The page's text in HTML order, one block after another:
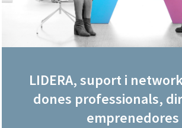
LIDERA, suport i
dones professionals,
emprenedores